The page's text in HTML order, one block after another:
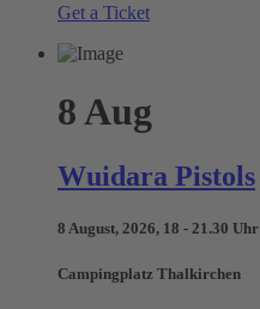
Get a Ticket
8Aug
Wuidara Pistols
8 August, 2026, 18 - 21.30 Uhr
Campingplatz Thalkirchen